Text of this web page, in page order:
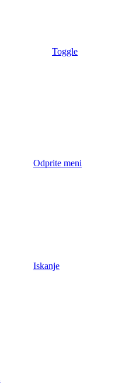
Toggle
Odprite meni
Iskanje